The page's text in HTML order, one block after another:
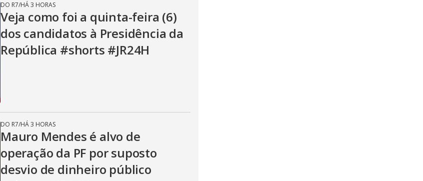
DO R7/HÁ 3 HORAS
Veja como foi a quinta-feira (6)
dos candidatos à Presidência da
República #shorts #JR24H
DO R7/HÁ 3 HORAS
Mauro Mendes é alvo de
operação da PF por suposto
desvio de dinheiro público